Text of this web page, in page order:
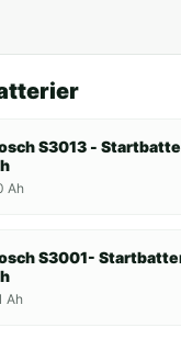
S3013 -
Ah
S3001-
Ah